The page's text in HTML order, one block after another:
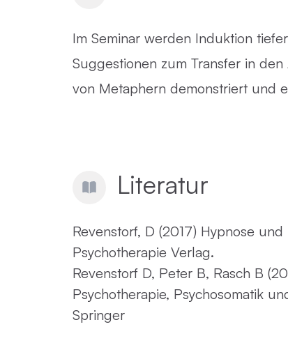
Im Seminar werden Induktion
Suggestionen zum Transfer in
von Metaphern demonstriert und
Literatur
Revenstorf, D (2017) Hypnose
Psychotherapie Verlag.
Revenstorf D, Peter B, Rasch B
Psychotherapie, Psychosomatik
Springer